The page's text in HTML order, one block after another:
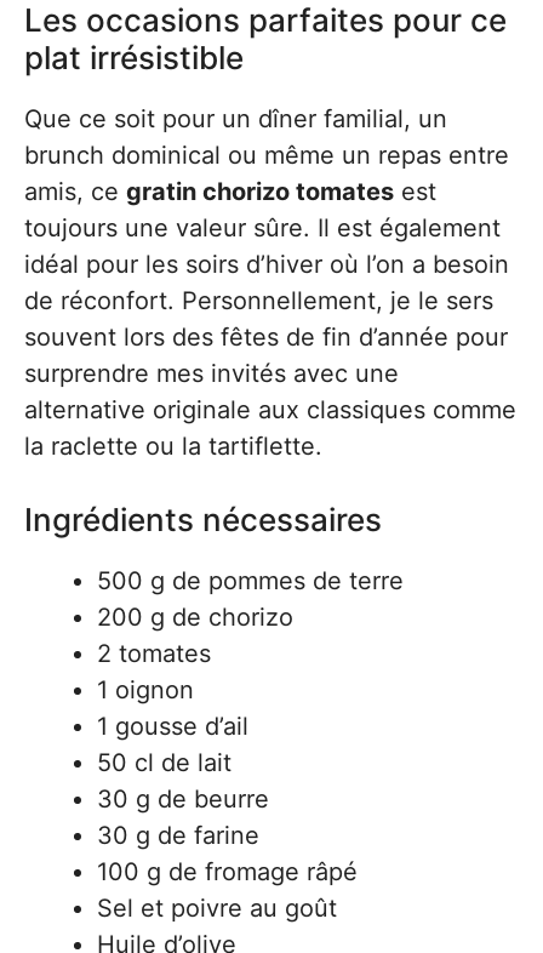
Les occasions parfaites pour ce
plat irrésistible
Que ce soit pour un dîner familial, un
brunch dominical ou même un repas entre
amis, ce gratin chorizo tomates est
toujours une valeur sûre. Il est également
idéal pour les soirs d’hiver où l’on a besoin
de réconfort. Personnellement, je le sers
souvent lors des fêtes de fin d’année pour
surprendre mes invités avec une
alternative originale aux classiques comme
la raclette ou la tartiflette.
Ingrédients nécessaires
500 g de pommes de terre
200 g de chorizo
2 tomates
1 oignon
1 gousse d’ail
50 cl de lait
30 g de beurre
30 g de farine
100 g de fromage râpé
Sel et poivre au goût
Huile d’olive